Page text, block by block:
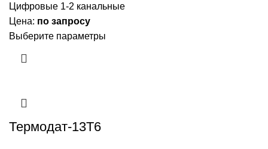
Цифровые 1-2 канальные
Цена: по запросу
Выберите параметры
Термодат-13Т6